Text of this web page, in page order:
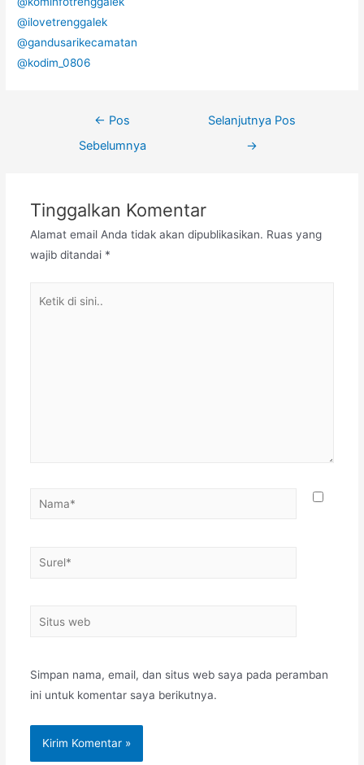
@ilovetrenggalek
@gandusarikecamatan
@kodim_0806
← Pos
Sebelumnya
Selanjutnya Pos
→
Tinggalkan Komentar
Alamat email Anda tidak akan dipublikasikan. Ruas yang
wajib ditandai *
Simpan nama, email, dan situs web saya pada peramban
ini untuk komentar saya berikutnya.